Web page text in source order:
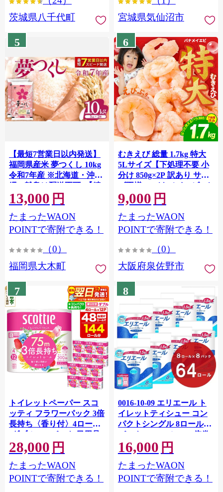
茨城県八千代町
宮城県気仙沼市
5
【最短7営業日以内発送】
福岡県産米 夢つくし 10kg
令和7年産 ※北海道・沖
縄・離島は配送不可 |【精
米 単一米 単一原料米 7年
産 国産 お米 ブランド米
5kg × 2 ゆめつくし】
CY009_01
13,000 円
たまったWAON
POINTで寄附できる！
（0）
福岡県大木町
6
むきえび 総量 1.7kg 特大
5Lサイズ【下処理不要 小
分け 850g×2P 訳あり サイ
ズ不揃い バナメイエビ バ
ラ凍結】 G4142
9,000 円
たまったWAON
POINTで寄附できる！
（0）
大阪府泉佐野市
7
トイレットペーパー スコ
ッティ フラワーパック 3倍
長持ち〈香り付〉4ロール
(ダブル)×12パック 日用品
最短翌日発送 [スコッティ
フラワーパック トイレッ
トペーパー 日本製紙クレ
シア] 秋田県秋田市
28,000 円
たまったWAON
POINTで寄附できる！
8
0016-10-09 エリエール ト
イレットティシュー コン
パクトシングル 8ロール×8
パック 64ロール 1.5倍巻
82.5m トイレットペーパー
シングル パルプ100％ 香り
つき 日用品 消耗品 備蓄
16,000 円
たまったWAON
POINTで寄附できる！